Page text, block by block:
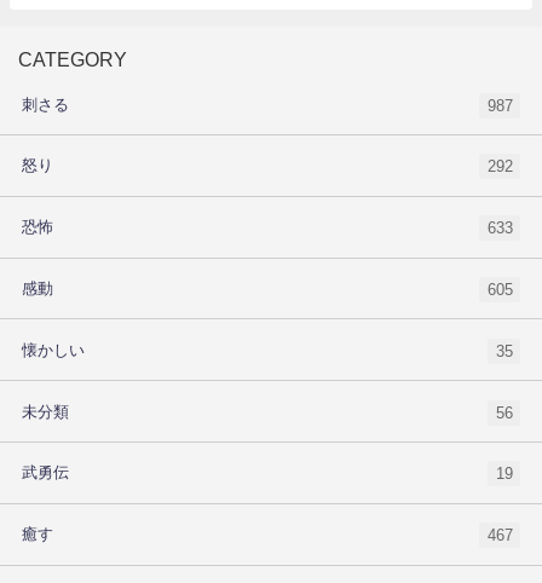
CATEGORY
刺さる 987
怒り 292
恐怖 633
感動 605
懐かしい 35
未分類 56
武勇伝 19
癒す 467